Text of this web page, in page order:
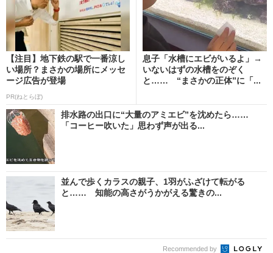
【注目】地下鉄の駅で一番涼し
い場所？まさかの場所にメッセ
ージ広告が登場
PR(ねとらぼ)
息子「水槽にエビがいるよ」→
いないはずの水槽をのぞく
と…… “まさかの正体”に「...
排水路の出口に“大量のアミエビ”を沈めたら……
「コーヒー吹いた」思わず声が出る...
並んで歩くカラスの親子、1羽がふざけて転がる
と…… 知能の高さがうかがえる驚きの...
Recommended by